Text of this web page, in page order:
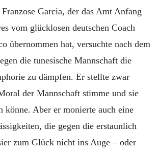
Garcia, der das Amt Anfang
vom glücklosen deutschen Coach
übernommen hat, versuchte nach dem
die tunesische Mannschaft die
zu dämpfen. Er stellte zwar
der Mannschaft stimme und sie
könne. Aber er monierte auch eine
die gegen die erstaunlich
zum Glück nicht ins Auge – oder